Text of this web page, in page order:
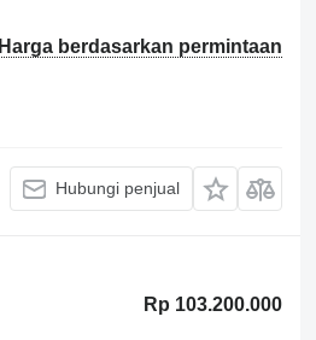
Harga berdasarkan permintaan
Hubungi penjual
Rp 103.200.000